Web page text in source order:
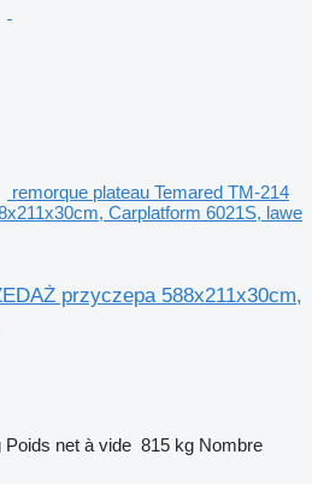
remorque plateau Temared TM-214
Carplatform 6021S, lawe
przyczepa 588x211x30cm,
Poids net à vide 815 kg Nombre